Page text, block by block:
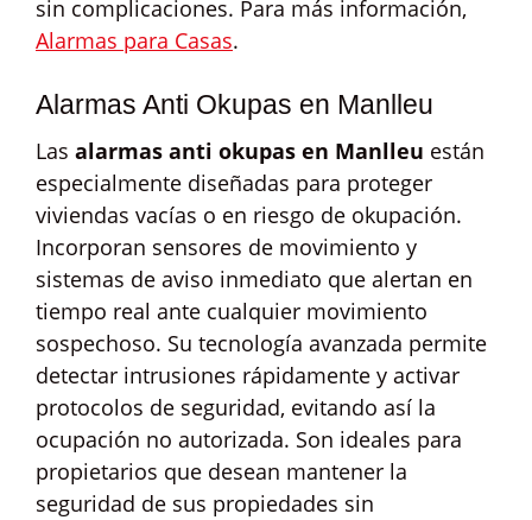
sin complicaciones. Para más información,
Alarmas para Casas.
Alarmas Anti Okupas en Manlleu
Las alarmas anti okupas en Manlleu están
especialmente diseñadas para proteger
viviendas vacías o en riesgo de okupación.
Incorporan sensores de movimiento y
sistemas de aviso inmediato que alertan en
tiempo real ante cualquier movimiento
sospechoso. Su tecnología avanzada permite
detectar intrusiones rápidamente y activar
protocolos de seguridad, evitando así la
ocupación no autorizada. Son ideales para
propietarios que desean mantener la
seguridad de sus propiedades sin